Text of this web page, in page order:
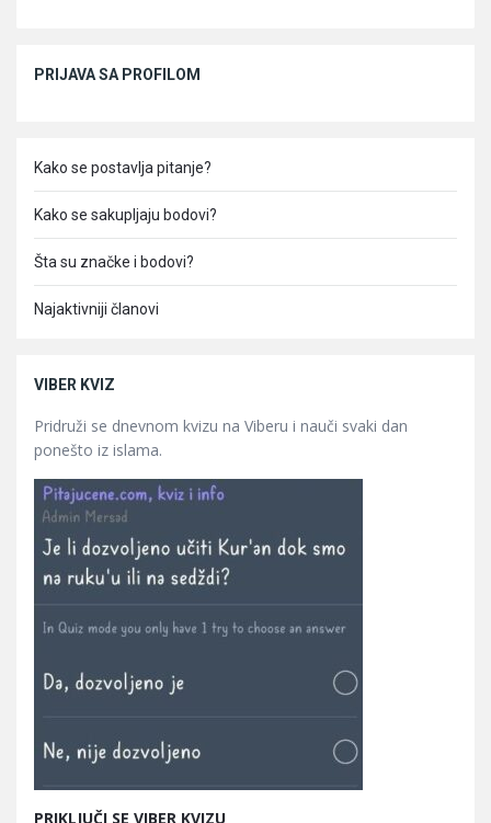
PRIJAVA SA PROFILOM
Kako se postavlja pitanje?
Kako se sakupljaju bodovi?
Šta su značke i bodovi?
Najaktivniji članovi
VIBER KVIZ
Pridruži se dnevnom kvizu na Viberu i nauči svaki dan
ponešto iz islama.
PRIKLJUČI SE VIBER KVIZU